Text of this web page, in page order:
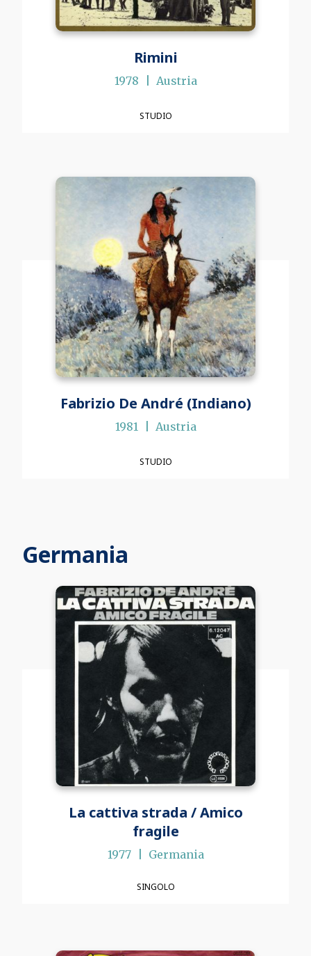
Rimini
1978 Austria
STUDIO
Fabrizio De André (Indiano)
1981 Austria
STUDIO
Germania
La cattiva strada / Amico
fragile
1977 Germania
SINGOLO